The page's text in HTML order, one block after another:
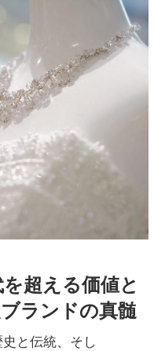
超える価値と
ランドの真髄
と伝統、そし